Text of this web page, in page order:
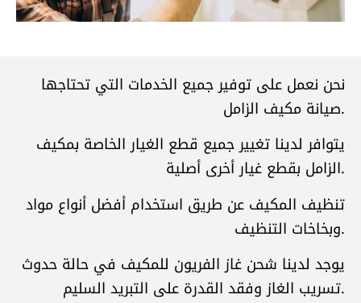
نحن نعمل على توفير جميع الخدمات التي تحتاجها
صيانة مكيف الزامل.
يتوافر لدينا تغيير جميع قطع الغيار الخاصة بمكيف
الزامل بقطع غيار أخرى أصلية.
تنظيف المكيف عن طريق استخدام أفضل أنواع مواد
وبخاخات التنظيف.
يوجد لدينا شحن غاز الفريون للمكيف في حالة حدوث
تسريب الغاز وفقد القدرة على التبريد السليم.